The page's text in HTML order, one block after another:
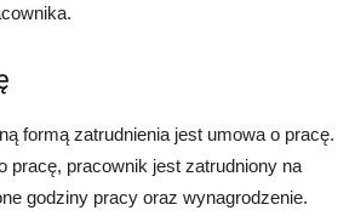
formą zatrudnienia jest umowa o pracę.
pracę, pracownik jest zatrudniony na
godziny pracy oraz wynagrodzenie.